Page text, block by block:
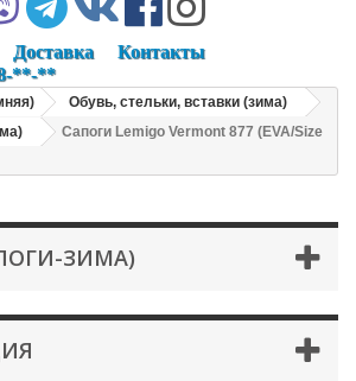
Доставка
Контакты
**-**
Обувь, стельки, вставки (зима)
Сапоги Lemigo Vermont 877 (EVA/Size
ЗИМА)